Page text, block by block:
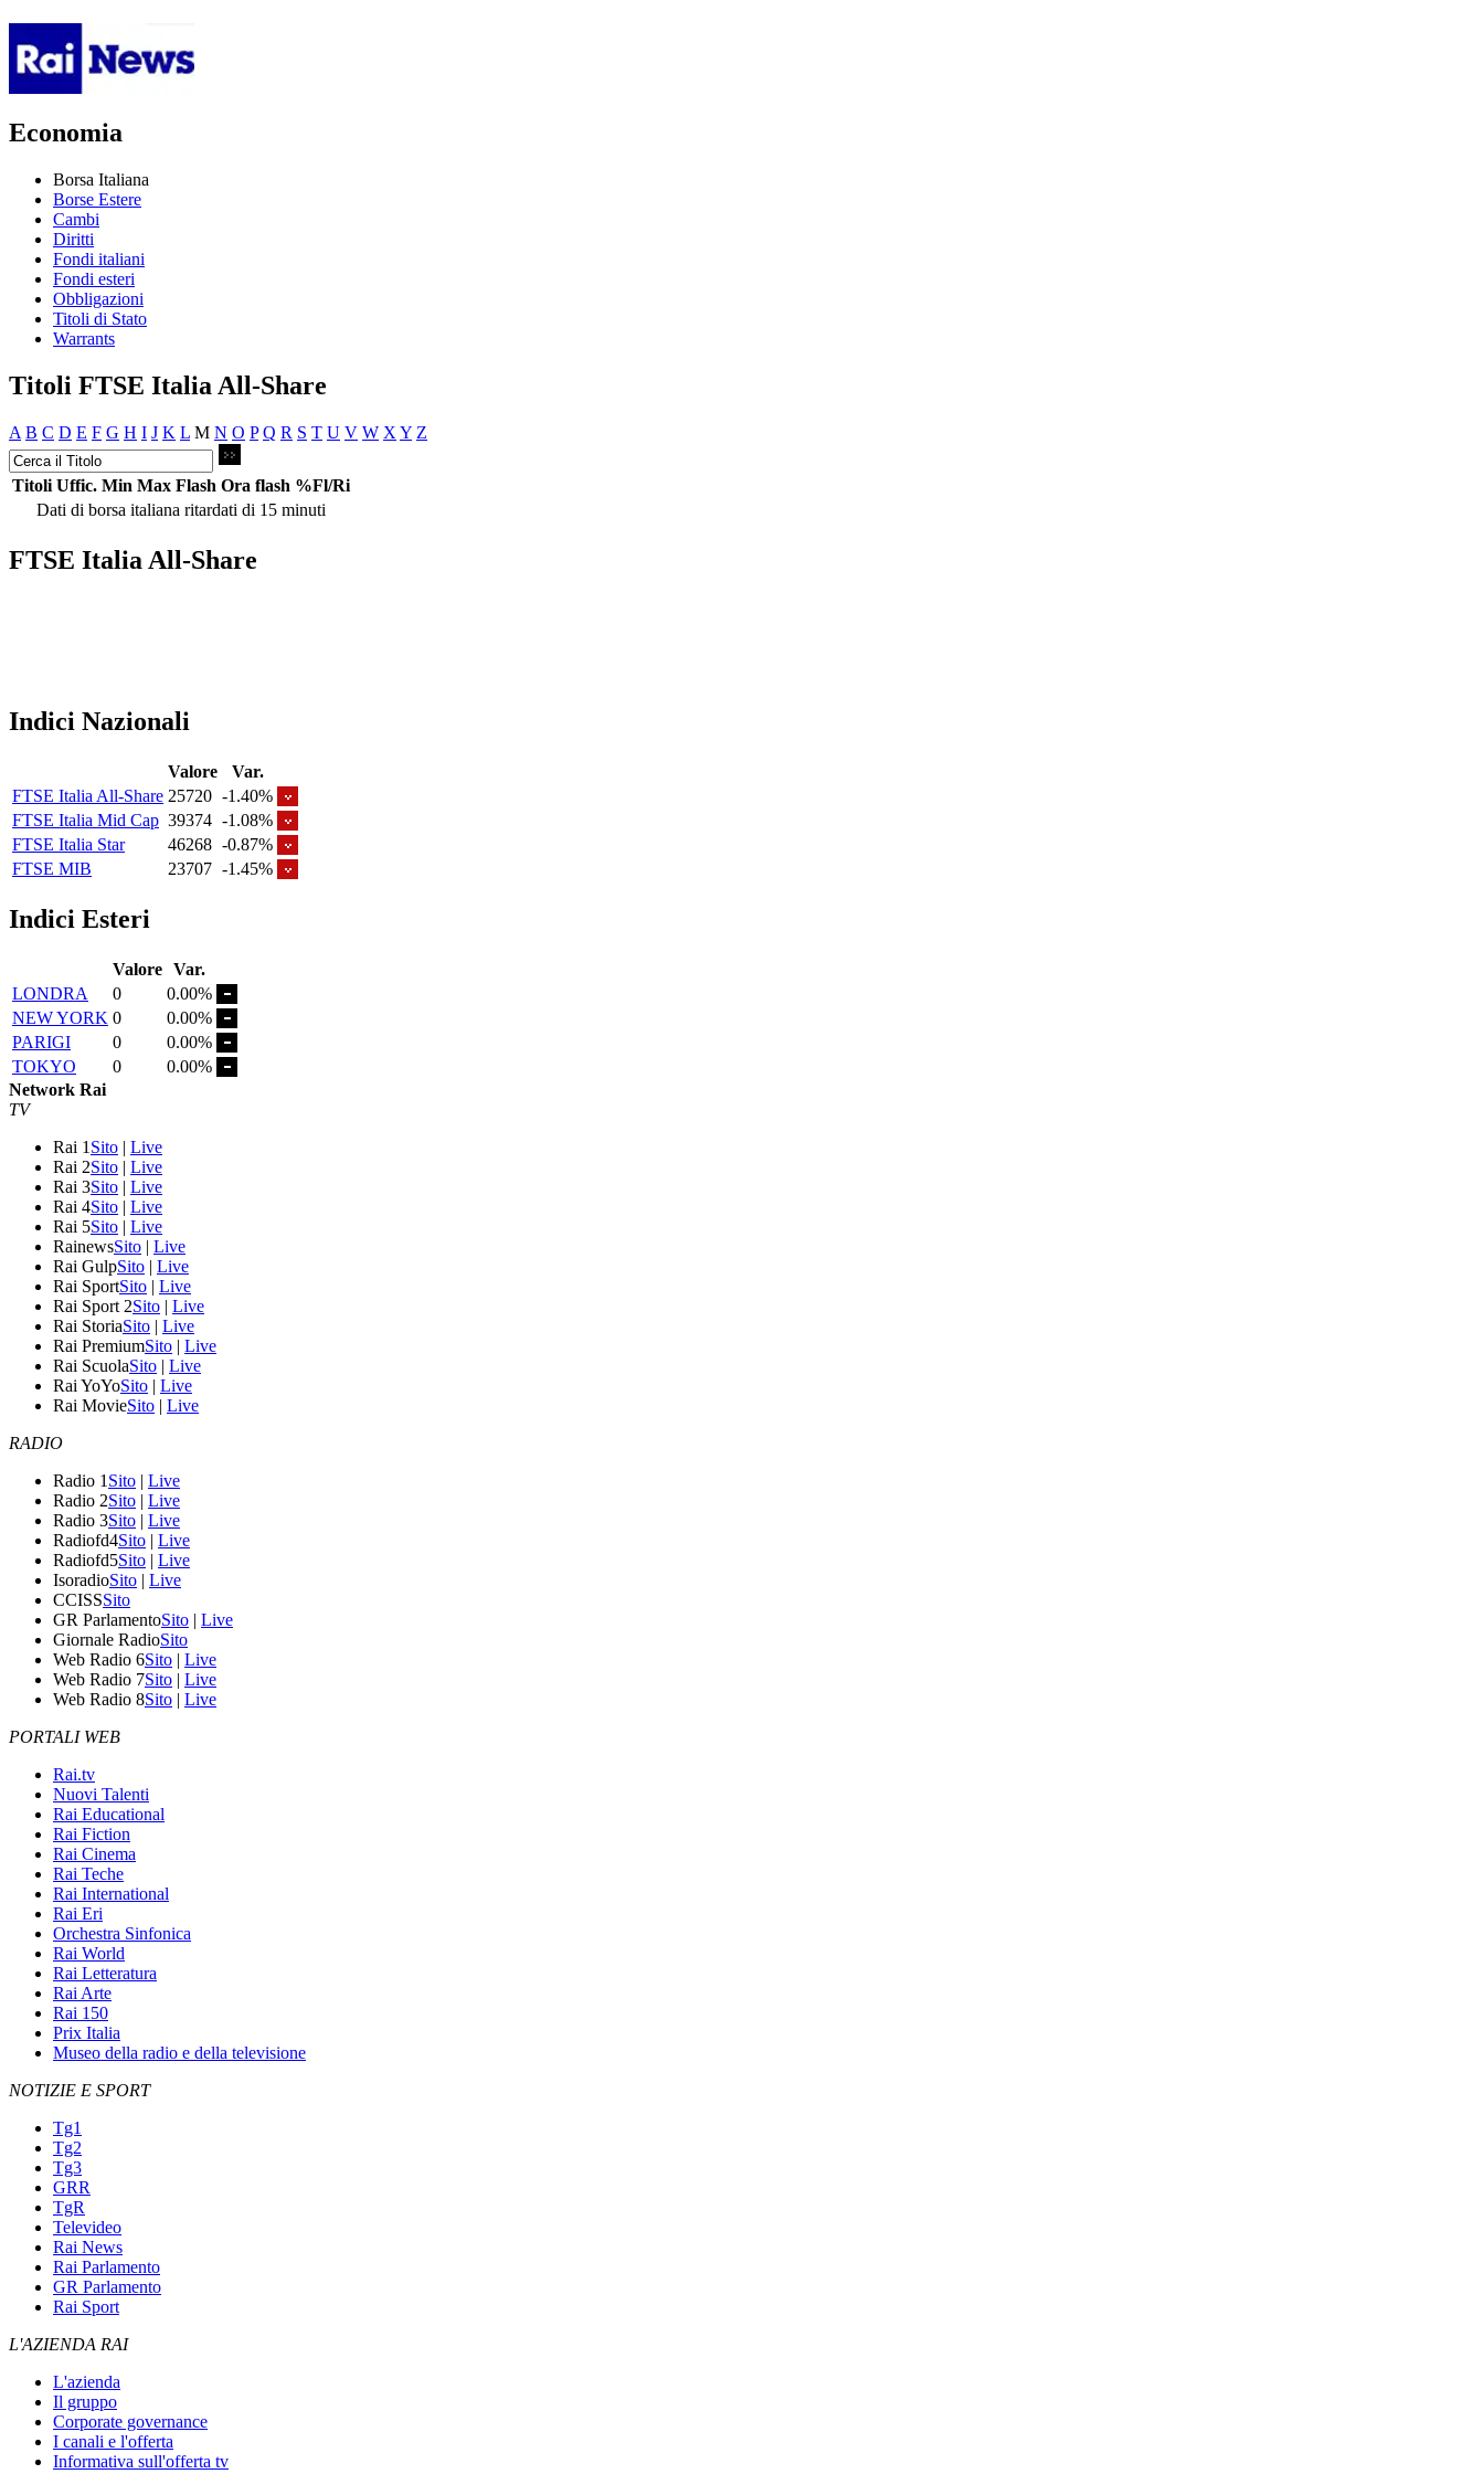
Economia
Borsa Italiana
Borse Estere
Cambi
Diritti
Fondi italiani
Fondi esteri
Obbligazioni
Titoli di Stato
Warrants
Titoli FTSE Italia All-Share
A B C D E F G H I J K L M N O P Q R S T U V W X Y Z
Titoli Uffic. Min Max Flash Ora flash %Fl/Ri
Dati di borsa italiana ritardati di 15 minuti
FTSE Italia All-Share
Indici Nazionali
Valore
Var.
FTSE Italia All-Share 25720 -1.40%
FTSE Italia Mid Cap 39374 -1.08%
FTSE Italia Star
46268 -0.87%
FTSE MIB
23707 -1.45%
Indici Esteri
Valore Var.
LONDRA
0
0.00%
NEW YORK 0
0.00%
PARIGI
0
0.00%
TOKYO
0
0.00%
Network Rai
TV
Rai 1 Sito | Live
Rai 2Sito | Live
Rai 3Sito | Live
Rai 4Sito | Live
Rai 5Sito | Live
RainewsSito | Live
Rai GulpSito | Live
Rai SportSito | Live
Rai Sport 2Sito | Live
Rai StoriaSito | Live
Rai PremiumSito | Live
Rai ScuolaSito | Live
Rai YoYoSito | Live
Rai MovieSito | Live
RADIO
Radio 1 Sito | Live
Radio 2Sito | Live
Radio 3Sito | Live
Radiofd4Sito | Live
Radiofd5Sito | Live
IsoradioSito | Live
CCISSSito
GR ParlamentoSito | Live
Giornale RadioSito
Web Radio 6Sito | Live
Web Radio 7Sito | Live
Web Radio 8Sito | Live
PORTALI WEB
Rai.tv
Nuovi Talenti
Rai Educational
Rai Fiction
Rai Cinema
Rai Teche
Rai International
Rai Eri
Orchestra Sinfonica
Rai World
Rai Letteratura
Rai Arte
Rai 150
Prix Italia
Museo della radio e della televisione
NOTIZIE E SPORT
Tg1
Tg2
Tg3
GRR
TgR
Televideo
Rai News
Rai Parlamento
GR Parlamento
Rai Sport
L'AZIENDA RAI
L'azienda
Il gruppo
Corporate governance
I canali e l'offerta
Informativa sull'offerta tv